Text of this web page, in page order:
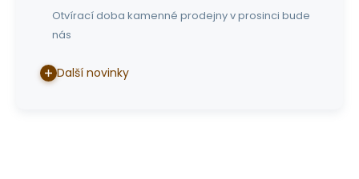
Otvírací doba kamenné prodejny v prosinci bude
nás
Další novinky